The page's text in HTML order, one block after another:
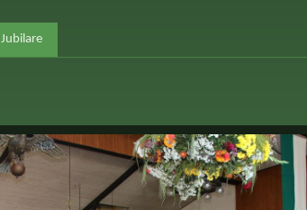
Jubilare